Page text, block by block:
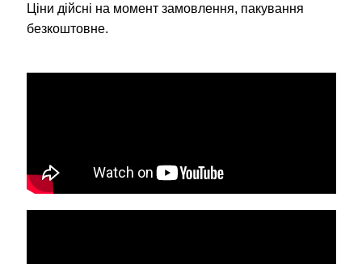
Ціни дійсні на момент замовлення, пакування
безкоштовне.